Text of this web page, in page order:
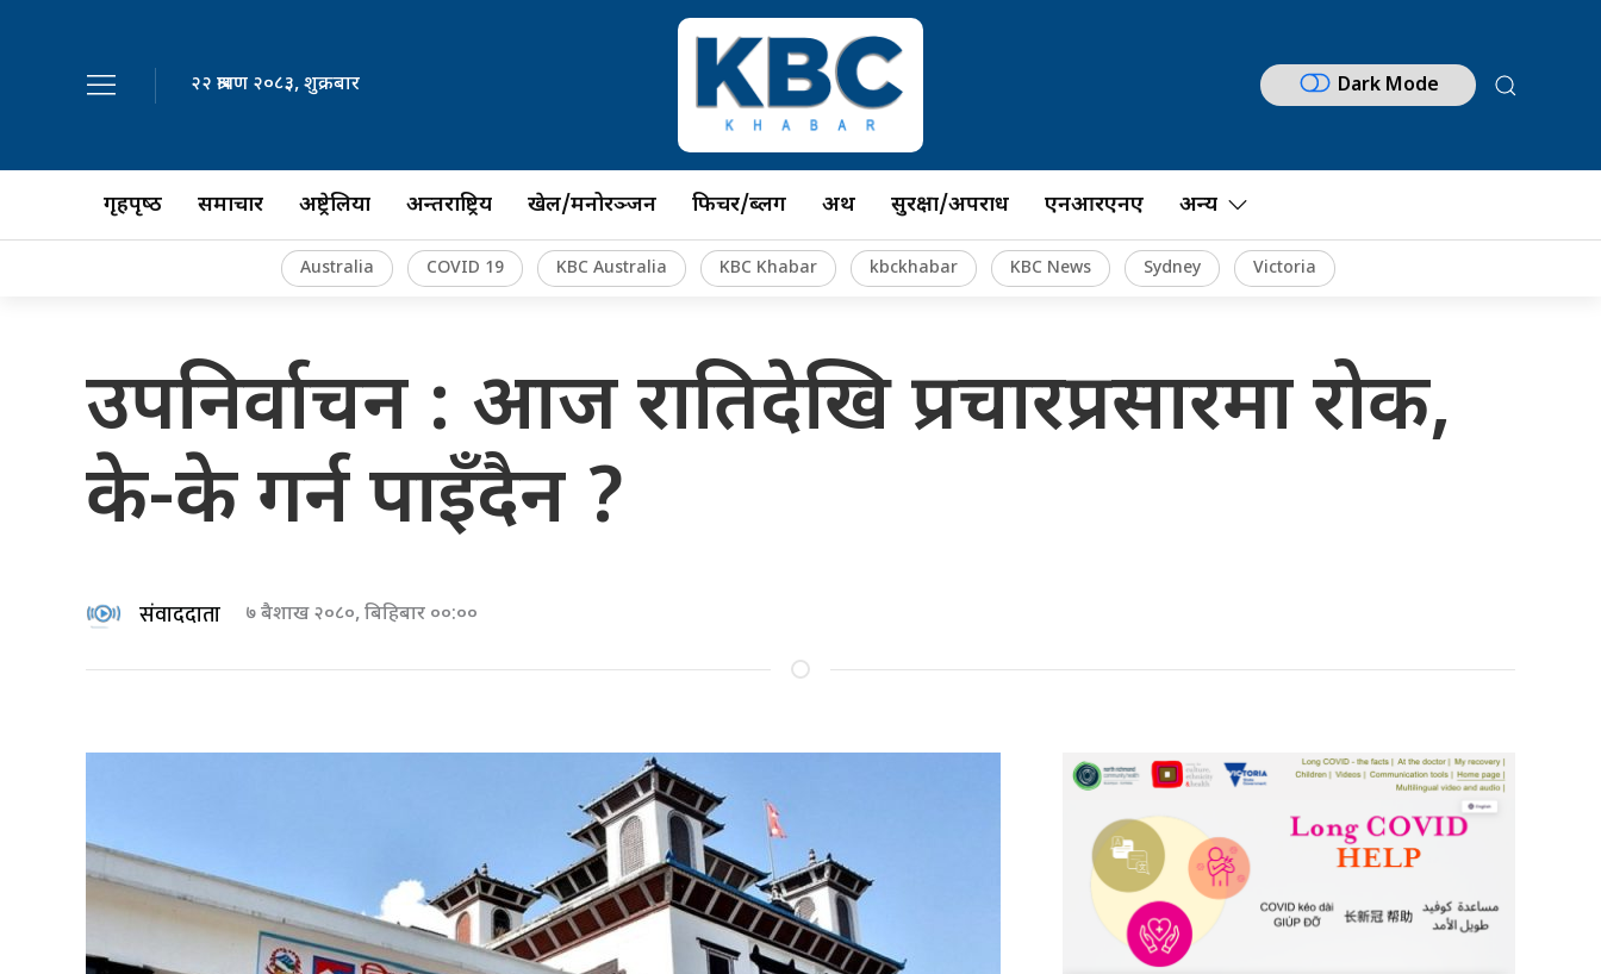
२२ श्रावण २०८३, शुक्रबार Dark Mode
गृहपृष्‍ठ समाचार अष्ट्रेलिया अन्तर्राष्ट्रिय खेल/मनोरञ्जन फिचर/ब्लग अर्थ सुरक्षा/अपराध एनआरएनए अन्य
Australia COVID 19 KBC Australia KBC Khabar kbckhabar KBC News Sydney Victoria
उपनिर्वाचन : आज रातिदेखि प्रचारप्रसारमा रोक,
के-के गर्न पाइँदैन ?
संवाददाता ७ बैशाख २०८०, बिहिबार ००:००